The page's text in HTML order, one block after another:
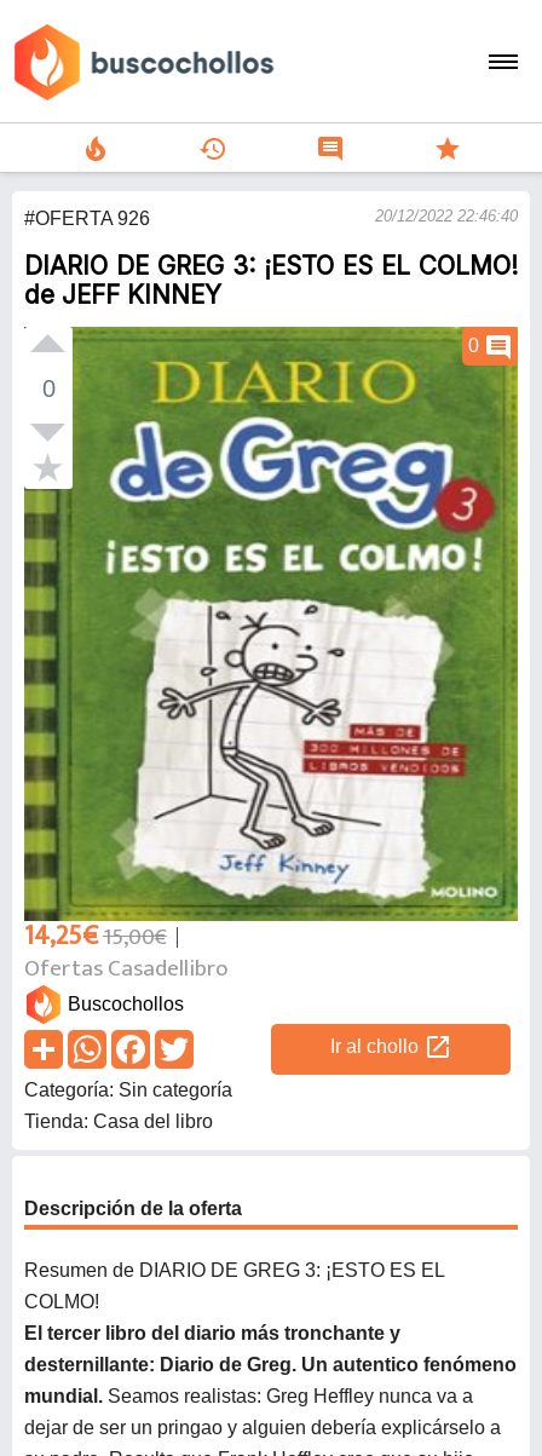
search
person
add
Menu
local_fire_department history comment star
#OFERTA 926 20/12/2022 22:46:40
DIARIO DE GREG 3: ¡ESTO ES EL COLMO!
de JEFF KINNEY
0
0 comment
14,25€15,00€
Ofertas Casadellibro
Buscochollos
Ir al chollo open_in_new
Categoría: Sin categoría
Tienda: Casa del libro
Descripción de la oferta
Resumen de DIARIO DE GREG 3: ¡ESTO ES EL
COLMO!
El tercer libro del diario más tronchante y
desternillante: Diario de Greg. Un autentico fenómeno
mundial. Seamos realistas: Greg Heffley nunca va a
dejar de ser un pringao y alguien debería explicárselo a